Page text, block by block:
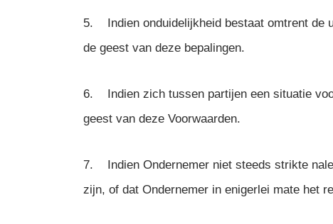
5. Indien onduidelijkheid bestaat omtrent de
de geest van deze bepalingen.
6. Indien zich tussen partijen een situatie
geest van deze Voorwaarden.
7. Indien Ondernemer niet steeds strikte
zijn, of dat Ondernemer in enigerlei mate het